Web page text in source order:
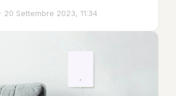
· 20 Settembre 2023, 11:34